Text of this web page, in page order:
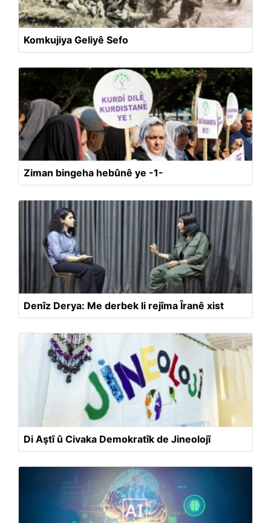
Komkujiya Geliyê Sefo
Ziman bingeha hebûnê ye -1-
Denîz Derya: Me derbek li rejîma Îranê xist
Di Aştî û Civaka Demokratîk de Jineolojî